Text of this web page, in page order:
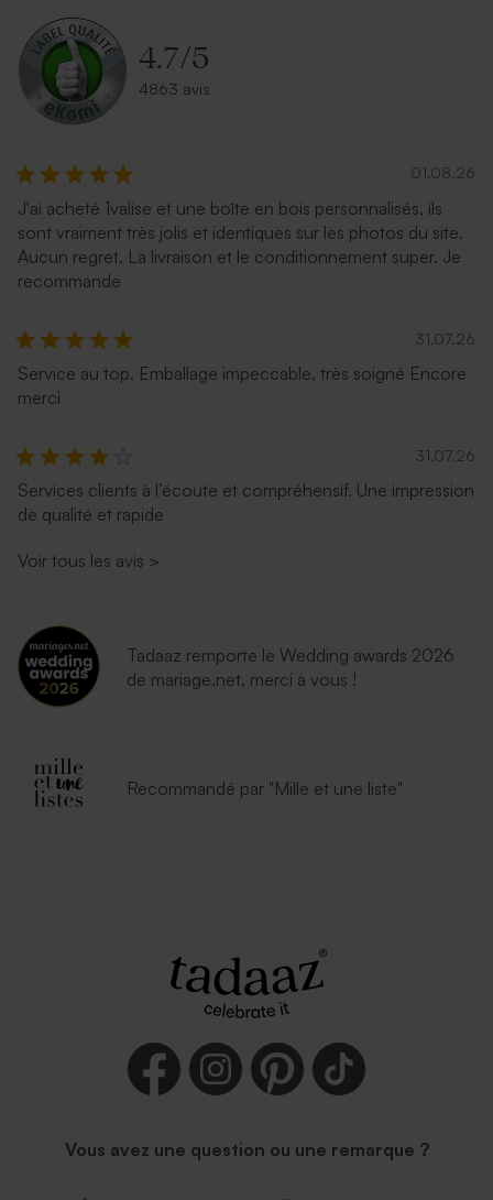
4.7/5
4863 avis
01.08.26
J'ai acheté 1valise et une boîte en bois personnalisés, ils
sont vraiment très jolis et identiques sur les photos du site.
Aucun regret. La livraison et le conditionnement super. Je
recommande
31.07.26
Service au top. Emballage impeccable, très soigné Encore
merci
31.07.26
Services clients à l’écoute et compréhensif. Une impression
de qualité et rapide
Voir tous les avis >
Tadaaz remporte le Wedding awards 2026
de mariage.net, merci à vous !
Recommandé par "Mille et une liste"
Vous avez une question ou une remarque ?